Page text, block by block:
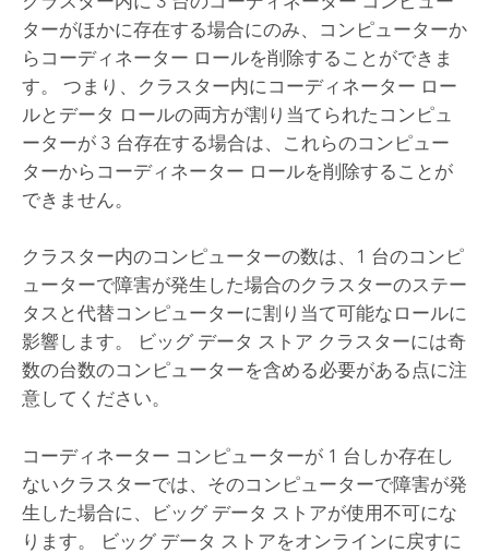
ターがほかに存在する場合にのみ、コンピューターか
らコーディネーター ロールを削除することができま
す。 つまり、クラスター内にコーディネーター ロー
ルとデータ ロールの両方が割り当てられたコンピュ
ーターが 3 台存在する場合は、これらのコンピュー
ターからコーディネーター ロールを削除することが
できません。
クラスター内のコンピューターの数は、1 台のコンピ
ューターで障害が発生した場合のクラスターのステー
タスと代替コンピューターに割り当て可能なロールに
影響します。 ビッグ データ ストア クラスターには奇
数の台数のコンピューターを含める必要がある点に注
意してください。
コーディネーター コンピューターが 1 台しか存在し
ないクラスターでは、そのコンピューターで障害が発
生した場合に、ビッグ データ ストアが使用不可にな
ります。 ビッグ データ ストアをオンラインに戻すに